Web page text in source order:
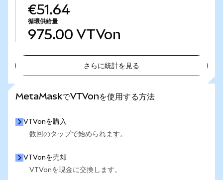
€51.64
循環供給量
975.00 VTVon
さらに統計を見る
MetaMaskでVTVonを使用する方法
VTVonを購入
数回のタップで始められます。
VTVonを売却
VTVonを現金に交換します。